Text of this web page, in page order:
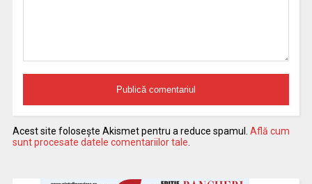
Acest site folosește Akismet pentru a reduce spamul. Află cum
sunt procesate datele comentariilor tale